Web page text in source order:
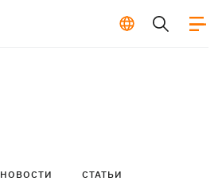
НОВОСТИ СТАТЬИ